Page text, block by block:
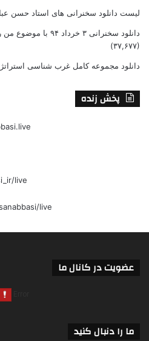
لیست دانلود سخنرانی های استاد حسن
دانلود سخنرانی ۳ خرداد ۹۴ با موضوع من ریویزیونیست‌ام، پس هستم!
(۳۷,۶۷۷)
دانلود مجموعه کامل غرب شناسی
پخش زنده
live
live
عضویت در کانال ما
ما را دنبال کنید